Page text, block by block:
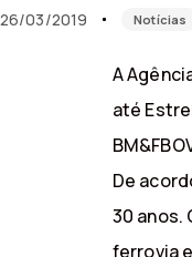
26/03/2019 Notícias
A
até
De
30 anos.
ferrovia